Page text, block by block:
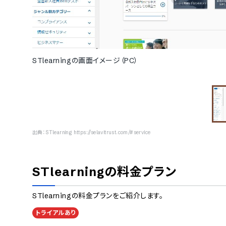
STlearningの画面イメージ（PC）
出典： STlearning https://selavitrust.com/#service
STlearningの料金プラン
STlearningの料金プランをご紹介します。
トライアルあり